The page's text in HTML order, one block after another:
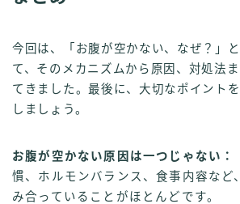
今回は、「お腹が空かない、なぜ？」
て、そのメカニズムから原因、対処法
てきました。最後に、大切なポイント
しましょう。
お腹が空かない原因は一つじゃない：
慣、ホルモンバランス、食事内容など
み合っていることがほとんどです。